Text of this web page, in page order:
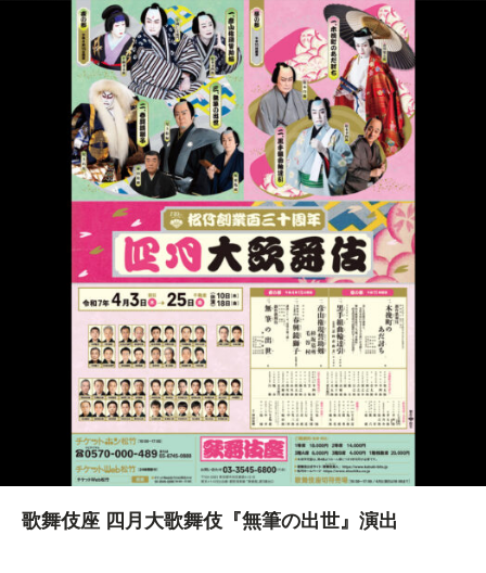
歌舞伎座 四月大歌舞伎『無筆の出世』演出